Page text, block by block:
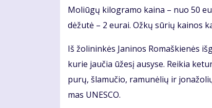
Mo­liū­gų ki­log­ra­mo kai­na – nuo 50
dė­žu­tė – 2 eu­rai. Ož­kų sū­rių kai­nos
Iš žo­li­nin­kės Ja­ni­nos Ro­maš­kie­nės
ku­rie jau­čia ūže­sį au­sy­se. Rei­kia
pu­rų, šla­mu­čio, ra­mu­nė­lių ir
mas UNES­CO.